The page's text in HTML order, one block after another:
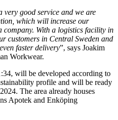
very good service and we are
which will increase our
company. With a logistics facility in
customers in Central Sweden and
faster delivery”, says Joakim
Workwear.
will be developed according to
profile and will be ready
The area already houses
Apotek and Enköping